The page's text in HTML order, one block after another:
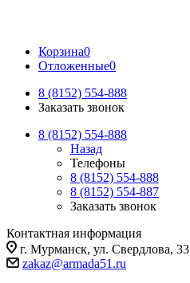
Корзина0
Отложенные0
8 (8152) 554-888
Заказать звонок
8 (8152) 554-888
Назад
Телефоны
8 (8152) 554-888
8 (8152) 554-887
Заказать звонок
Контактная информация
г. Мурманск, ул. Свердлова, 33
zakaz@armada51.ru